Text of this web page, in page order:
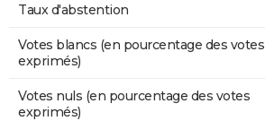
Taux d'abstention
Votes blancs (en pourcentage des votes
exprimés)
Votes nuls (en pourcentage des votes
exprimés)